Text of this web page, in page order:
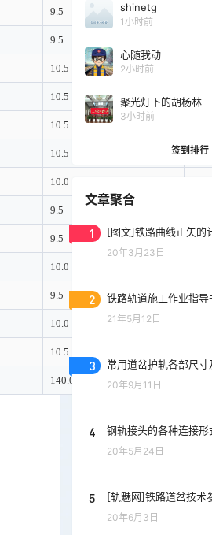
9.5
9.5
10.5
10.5 -2.0
10.5
10.5 0.0
10.0
9.5
9.5 4.0
10.0
9.5 2.0
10.0
10.5
140.0
shinetg
1小时前
心随我动
2小时前
聚光灯下的胡杨林
3小时前
签到排行
文章聚合
1 [图文]铁路曲线正矢的
20年3月23日
2 铁路轨道施工作业指导
21年5月12日
3 常用道岔护轨各部尺
20年9月11日
4 钢轨接头的各种连接形
20年5月24日
5 [轨魅网]铁路道岔技术
20年6月3日